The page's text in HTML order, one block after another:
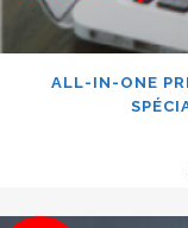
ALL-IN-ONE